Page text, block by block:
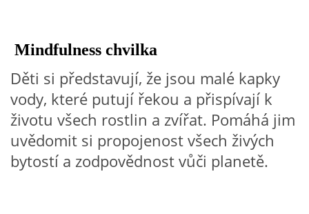
POHYBOVÉ AKTIVITY NA TÉMA LÉTO
PÍSNĚ K TÉMATU PODZIM
BÁSNĚ K TÉMATU PODZIM
Mindfulness chvilka
Děti si představují, že jsou malé kapky
vody, které putují řekou a přispívají k
životu všech rostlin a zvířat. Pomáhá jim
uvědomit si propojenost všech živých
bytostí a zodpovědnost vůči planetě.